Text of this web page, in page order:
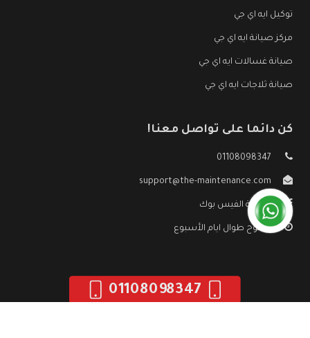
توكيل ايه اي جي
مركز صيانة ايه اي جي
صيانة غسالات ايه اي جي
صيانة ثلاجات ايه اي جي
كن دائما على تواصل معنا!
01108098347
support@the-maintenance.com
صفحة الفيس بوك
مفتوح طوال ايام الأسبوع
01108098347